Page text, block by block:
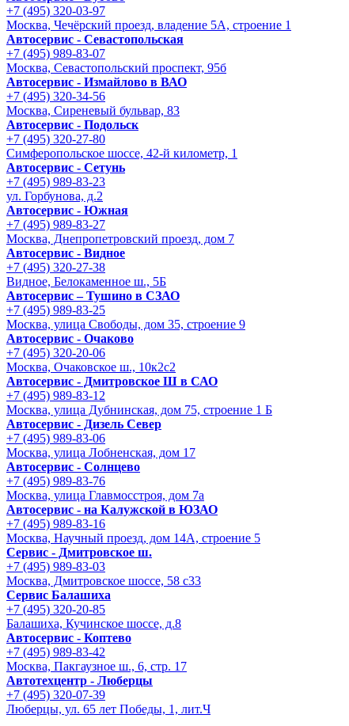
+7 (495) 320-03-97
Москва, Чечёрский проезд, владение 5А, строение 1
Автосервис - Cевастопольская
+7 (495) 989-83-07
Москва, Севастопольский проспект, 95б
Автосервис - Измайлово в ВАО
+7 (495) 320-34-56
Москва, Сиреневый бульвар, 83
Автосервис - Подольск
+7 (495) 320-27-80
Симферопольское шоссе, 42-й километр, 1
Автосервис - Сетунь
+7 (495) 989-83-23
ул. Горбунова, д.2
Автосервис - Южная
+7 (495) 989-83-27
Москва, Днепропетровский проезд, дом 7
Автосервис - Видное
+7 (495) 320-27-38
Видное, Белокаменное ш., 5Б
Автосервис – Тушино в СЗАО
+7 (495) 989-83-25
Москва, улица Свободы, дом 35, строение 9
Автосервис - Очаково
+7 (495) 320-20-06
Москва, Очаковское ш., 10к2с2
Автосервис - Дмитровское Ш в САО
+7 (495) 989-83-12
Москва, улица Дубнинская, дом 75, строение 1 Б
Автосервис - Дизель Север
+7 (495) 989-83-06
Москва, улица Лобненская, дом 17
Автосервис - Солнцево
+7 (495) 989-83-76
Москва, улица Главмосстроя, дом 7а
Автосервис - на Калужской в ЮЗАО
+7 (495) 989-83-16
Москва, Научный проезд, дом 14А, строение 5
Сервис - Дмитровское ш.
+7 (495) 989-83-03
Москва, Дмитровское шоссе, 58 с33
Сервис Балашиха
+7 (495) 320-20-85
Балашиха, Кучинское шоссе, д.8
Автосервис - Коптево
+7 (495) 989-83-42
Москва, Пакгаузное ш., 6, стр. 17
Автотехцентр - Люберцы
+7 (495) 320-07-39
Люберцы, ул. 65 лет Победы, 1, лит.Ч